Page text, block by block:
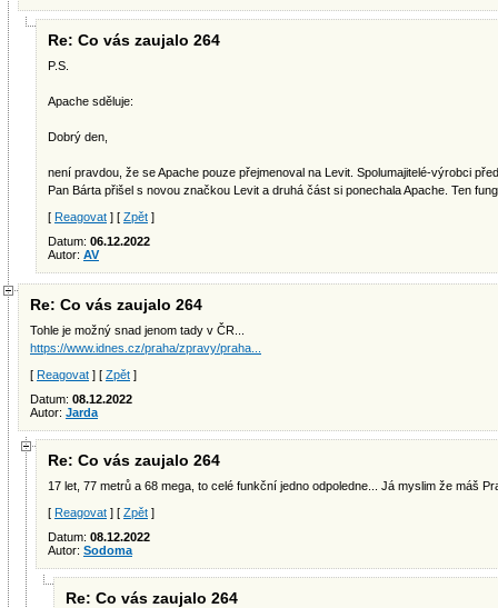
Re: Co vás zaujalo 264
P.S.
Apache sděluje:
Dobrý den,
není pravdou, že se Apache pouze přejmenoval na Levit. Spolumajitelé-výrobci
Pan Bárta přišel s novou značkou Levit a druhá část si ponechala Apache. Ten
[ Reagovat ] [ Zpět ]
Datum: 06.12.2022
Autor: AV
Re: Co vás zaujalo 264
Tohle je možný snad jenom tady v ČR...
https://www.idnes.cz/praha/zpravy/praha...
[ Reagovat ] [ Zpět ]
Datum: 08.12.2022
Autor: Jarda
Re: Co vás zaujalo 264
17 let, 77 metrů a 68 mega, to celé funkční jedno odpoledne... Já myslim že máš
[ Reagovat ] [ Zpět ]
Datum: 08.12.2022
Autor: Sodoma
Re: Co vás zaujalo 264